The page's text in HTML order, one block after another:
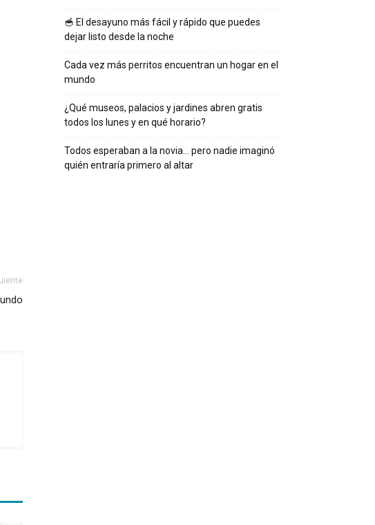
🥣 El desayuno más fácil y rápido que puedes
dejar listo desde la noche
Cada vez más perritos encuentran un hogar en el
mundo
¿Qué museos, palacios y jardines abren gratis
todos los lunes y en qué horario?
Todos esperaban a la novia… pero nadie imaginó
quién entraría primero al altar